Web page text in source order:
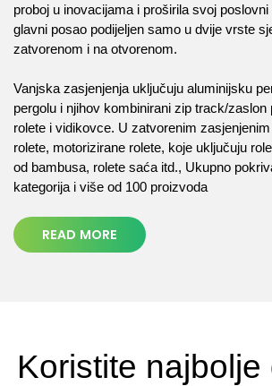
proboj u inovacijama i proširila svoj
glavni posao podijeljen samo u dvije vrste
zatvorenom i na otvorenom.
Vanjska zasjenjenja uključuju aluminijsku
pergolu i njihov kombinirani zip track/
rolete i vidikovce. U zatvorenim
rolete, motorizirane rolete, koje uključuju
od bambusa, rolete saća itd., Ukupno
kategorija i više od 100 proizvoda
READ MORE
Koristite najbolje